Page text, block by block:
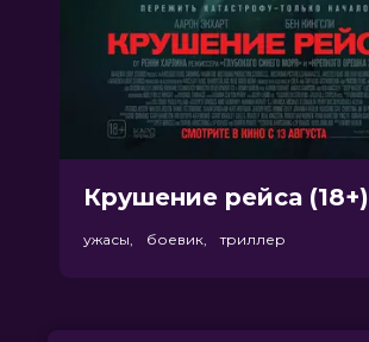
Крушение рейса (18+)
ужасы, боевик, триллер